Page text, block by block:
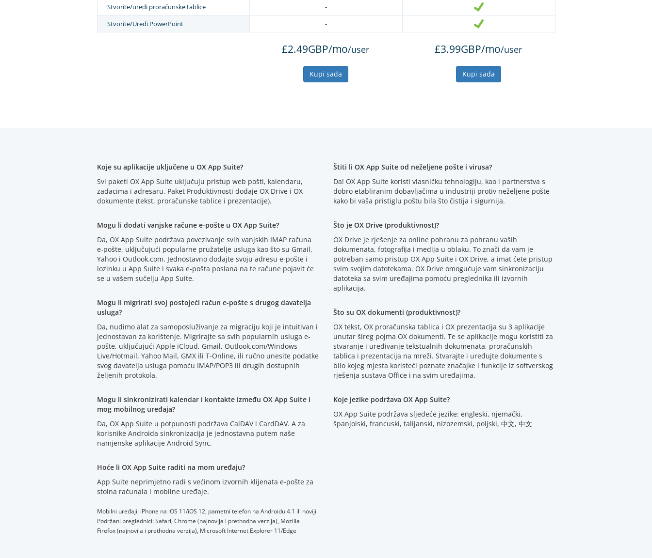
Stvorite/uredi proračunske tablice
-
Stvorite/Uredi PowerPoint
-
£2.49GBP/mo/user
Kupi sada
£3.99GBP/mo/user
Kupi sada
Koje su aplikacije uključene u OX App Suite?
Svi paketi OX App Suite uključuju pristup web pošti, kalendaru,
zadacima i adresaru. Paket Produktivnosti dodaje OX Drive i OX
dokumente (tekst, proračunske tablice i prezentacije).
Mogu li dodati vanjske račune e-pošte u OX App Suite?
Da, OX App Suite podržava povezivanje svih vanjskih IMAP računa
e-pošte, uključujući popularne pružatelje usluga kao što su Gmail,
Yahoo i Outlook.com. Jednostavno dodajte svoju adresu e-pošte i
lozinku u App Suite i svaka e-pošta poslana na te račune pojavit će
se u vašem sučelju App Suite.
Mogu li migrirati svoj postojeći račun e-pošte s drugog davatelja
usluga?
Da, nudimo alat za samoposluživanje za migraciju koji je intuitivan i
jednostavan za korištenje. Migrirajte sa svih popularnih usluga e-
pošte, uključujući Apple iCloud, Gmail, Outlook.com/Windows
Live/Hotmail, Yahoo Mail, GMX ili T-Online, ili ručno unesite podatke
svog davatelja usluga pomoću IMAP/POP3 ili drugih dostupnih
željenih protokola.
Mogu li sinkronizirati kalendar i kontakte između OX App Suite i
mog mobilnog uređaja?
Da, OX App Suite u potpunosti podržava CalDAV i CardDAV. A za
korisnike Androida sinkronizacija je jednostavna putem naše
namjenske aplikacije Android Sync.
Hoće li OX App Suite raditi na mom uređaju?
App Suite neprimjetno radi s većinom izvornih klijenata e-pošte za
stolna računala i mobilne uređaje.
Mobilni uređaji: iPhone na iOS 11/iOS 12, pametni telefon na Androidu 4.1 ili noviji
Podržani preglednici: Safari, Chrome (najnovija i prethodna verzija), Mozilla
Firefox (najnovija i prethodna verzija), Microsoft Internet Explorer 11/Edge
Štiti li OX App Suite od neželjene pošte i virusa?
Da! OX App Suite koristi vlasničku tehnologiju, kao i partnerstva s
dobro etabliranim dobavljačima u industriji protiv neželjene pošte
kako bi vaša pristiglu poštu bila što čistija i sigurnija.
Što je OX Drive (produktivnost)?
OX Drive je rješenje za online pohranu za pohranu vaših
dokumenata, fotografija i medija u oblaku. To znači da vam je
potreban samo pristup OX App Suite i OX Drive, a imat ćete pristup
svim svojim datotekama. OX Drive omogućuje vam sinkronizaciju
datoteka sa svim uređajima pomoću preglednika ili izvornih
aplikacija.
Što su OX dokumenti (produktivnost)?
OX tekst, OX proračunska tablica i OX prezentacija su 3 aplikacije
unutar šireg pojma OX dokumenti. Te se aplikacije mogu koristiti za
stvaranje i uređivanje tekstualnih dokumenata, proračunskih
tablica i prezentacija na mreži. Stvarajte i uređujte dokumente s
bilo kojeg mjesta koristeći poznate značajke i funkcije iz softverskog
rješenja sustava Office i na svim uređajima.
Koje jezike podržava OX App Suite?
OX App Suite podržava sljedeće jezike: engleski, njemački,
španjolski, francuski, talijanski, nizozemski, poljski, 中文, 中文